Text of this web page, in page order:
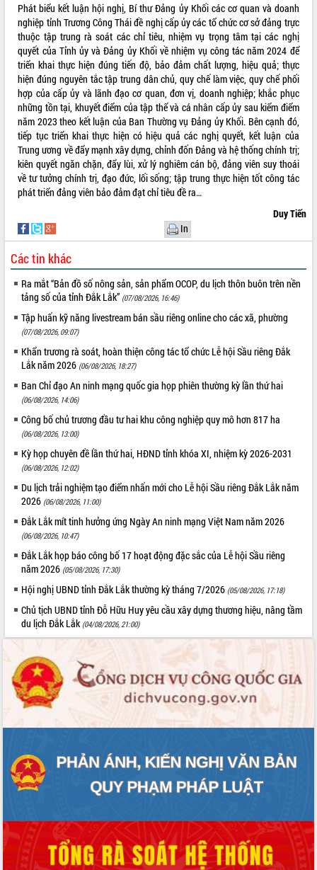
Phát biểu kết luận hội nghị, Bí thư Đảng ủy Khối các cơ quan và doanh
nghiệp tỉnh Trương Công Thái đề nghị cấp ủy các tổ chức cơ sở đảng trực
thuộc tập trung rà soát các chỉ tiêu, nhiệm vụ trọng tâm tại các nghị
quyết của Tỉnh ủy và Đảng ủy Khối về nhiệm vụ công tác năm 2024 để
triển khai thực hiện đúng tiến độ, bảo đảm chất lượng, hiệu quả; thực
hiện đúng nguyên tắc tập trung dân chủ, quy chế làm việc, quy chế phối
hợp của cấp ủy và lãnh đạo cơ quan, đơn vị, doanh nghiệp; khắc phục
những tồn tại, khuyết điểm của tập thể và cá nhân cấp ủy sau kiểm điểm
năm 2023 theo kết luận của Ban Thường vụ Đảng ủy Khối. Bên cạnh đó,
tiếp tục triển khai thực hiện có hiệu quả các nghị quyết, kết luận của
Trung ương về đẩy mạnh xây dựng, chỉnh đốn Đảng và hệ thống chính trị;
kiên quyết ngăn chặn, đẩy lùi, xử lý nghiêm cán bộ, đảng viên suy thoái
về tư tưởng chính trị, đạo đức, lối sống; tập trung thực hiện tốt công tác
phát triển đảng viên bảo đảm đạt chỉ tiêu đề ra…
Duy Tiến
In
Các tin khác
Ra mắt “Bản đồ số nông sản, sản phẩm OCOP, du lịch thôn buôn trên nền
tảng số của tỉnh Đắk Lắk” (07/08/2026, 16:46)
Tập huấn kỹ năng livestream bán sầu riêng online cho các xã, phường
(07/08/2026, 09:07)
Khẩn trương rà soát, hoàn thiện công tác tổ chức Lễ hội Sầu riêng Đắk
Lắk năm 2026 (06/08/2026, 18:27)
Ban Chỉ đạo An ninh mạng quốc gia họp phiên thường kỳ lần thứ hai
(06/08/2026, 14:06)
Công bố chủ trương đầu tư hai khu công nghiệp quy mô hơn 817 ha
(06/08/2026, 13:00)
Kỳ họp chuyên đề lần thứ hai, HĐND tỉnh khóa XI, nhiệm kỳ 2026-2031
(06/08/2026, 12:02)
Du lịch trải nghiệm tạo điểm nhấn mới cho Lễ hội Sầu riêng Đắk Lắk năm
2026 (06/08/2026, 11:00)
Đắk Lắk mít tinh hưởng ứng Ngày An ninh mạng Việt Nam năm 2026
(06/08/2026, 10:47)
Đắk Lắk họp báo công bố 17 hoạt động đặc sắc của Lễ hội Sầu riêng
năm 2026 (05/08/2026, 17:30)
Hội nghị UBND tỉnh Đắk Lắk thường kỳ tháng 7/2026 (05/08/2026, 17:18)
Chủ tịch UBND tỉnh Đỗ Hữu Huy yêu cầu xây dựng thương hiệu, nâng tầm
du lịch Đắk Lắk (04/08/2026, 21:00)